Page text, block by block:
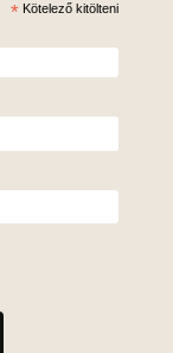
* Kötelező kitölteni